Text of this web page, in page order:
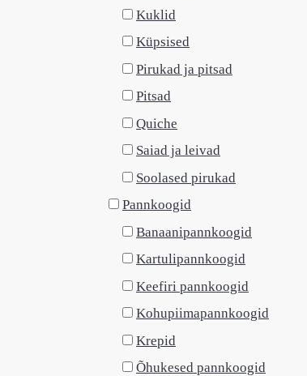
Kuklid
Küpsised
Pirukad ja pitsad
Pitsad
Quiche
Saiad ja leivad
Soolased pirukad
Pannkoogid
Banaanipannkoogid
Kartulipannkoogid
Keefiri pannkoogid
Kohupiimapannkoogid
Krepid
Õhukesed pannkoogid